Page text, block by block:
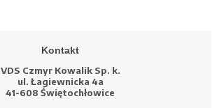
Kontakt
VDS Czmyr Kowalik Sp. k.
ul. Łagiewnicka 4a
41-608 Świętochłowice